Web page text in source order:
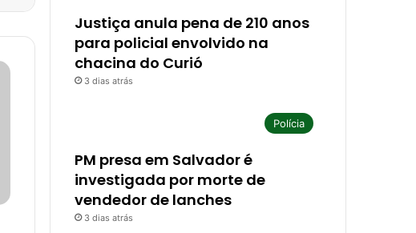
Justiça anula pena de 210 anos
para policial envolvido na
chacina do Curió
3 dias atrás
Polícia
PM presa em Salvador é
investigada por morte de
vendedor de lanches
3 dias atrás